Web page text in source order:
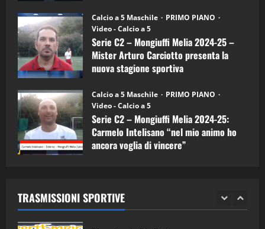
Calcio a 5 Maschile
PRIMO PIANO
Video - Calcio a 5
Serie C2 – Mongiuffi Melia 2024-25 –
Mister Arturo Carciotto presenta la
nuova stagione sportiva
Calcio a 5 Maschile
PRIMO PIANO
Video - Calcio a 5
Serie C2 – Mongiuffi Melia 2024-25:
Carmelo Intelisano “nel mio animo ho
ancora voglia di vincere”
TRASMISSIONI SPORTIVE
5
“SportEmpire” in Podcast: 26^ Puntata
(Martedi 07 Aprile 2026)
08/04/2026
1
“SportEmpire” in Podcast: 30^ Puntata
(Martedi 05 Maggio 2026)
08/05/2026
2 28/04/2026